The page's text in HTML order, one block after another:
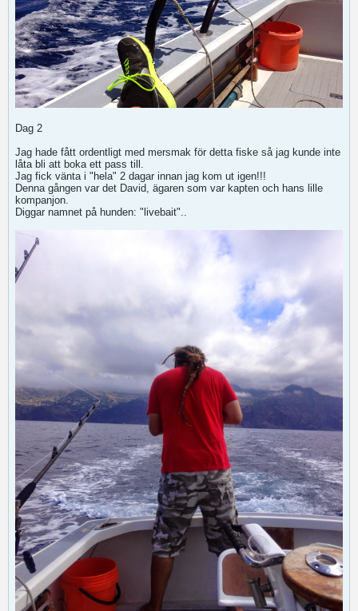
Dag 2
Jag hade fått ordentligt med mersmak för detta fiske så jag kunde inte
låta bli att boka ett pass till.
Jag fick vänta i "hela" 2 dagar innan jag kom ut igen!!!
Denna gången var det David, ägaren som var kapten och hans lille
kompanjon.
Diggar namnet på hunden: "livebait"..